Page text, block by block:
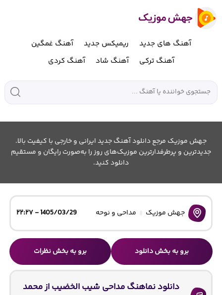
آهنگ های جدید ریمیکس جدید
آهنگ غمگین
آهنگ ترکی
آهنگ شاد آهنگ کردی
جهش موزیک مرجع دانلود آهنگ جدید ایرانی و خارجی با کیفیت بالا.
جدیدترین و پرطرفدارترین موزیک‌های روز را به‌صورت رایگان و مستقیم
دانلود کنید.
جهش موزیک مداحی و نوحه 1405/03/29 - ۲۲:۲۷
برو به بخش دانلود برو به بخش نظرات
دانلود نماهنگ مداحی شیب الخضیب از محمد